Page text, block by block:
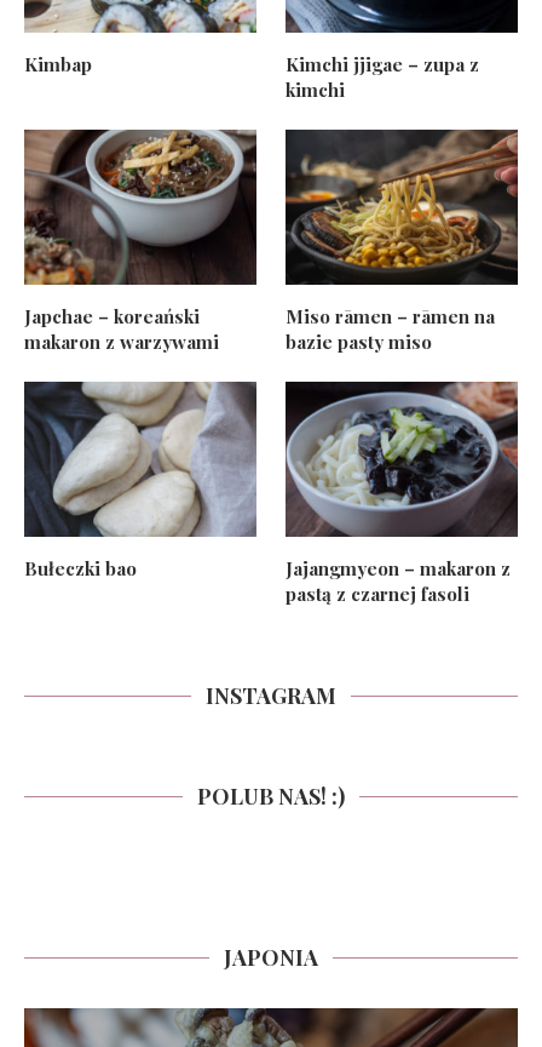
Kimbap
Kimchi jjigae – zupa z
kimchi
Japchae – koreański
makaron z warzywami
Miso rāmen – rāmen na
bazie pasty miso
Bułeczki bao
Jajangmyeon – makaron z
pastą z czarnej fasoli
INSTAGRAM
POLUB NAS! :)
JAPONIA